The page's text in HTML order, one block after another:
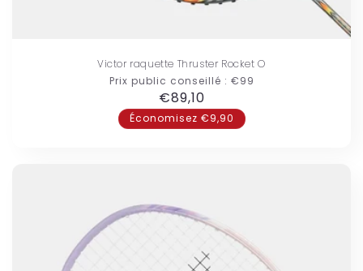
Victor raquette Thruster Rocket O
Prix public conseillé : €99
Prix
habituel
€89,10
Économisez €9,90